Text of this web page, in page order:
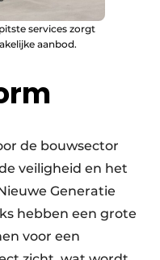
services zorgt
aanbod.
de bouwsector
veiligheid en het
Generatie
hebben een grote
voor een